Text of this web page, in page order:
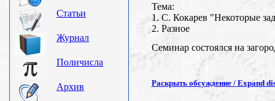
Статьи
Журнал
Поличисла
Архив
Тема:
1. С. Кокарев "Некоторые
2. Разное
Семинар состоялся на
Раскрыть обсуждение / Expand